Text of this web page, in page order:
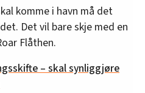
komme i havn må det
Det vil bare skje med en
Flåthen.
– skal synliggjøre